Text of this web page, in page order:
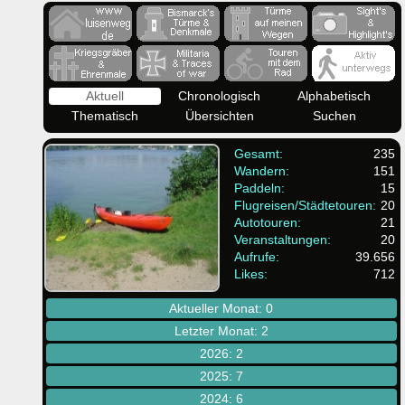
Aktuell Chronologisch
Alphabetisch
Thematisch
Übersichten Suchen
Gesamt:
235
Wandern:
151
Paddeln:
15
Flugreisen/Städtetouren: 20
Autotouren:
21
Veranstaltungen:
20
Aufrufe:
39.656
Likes:
712